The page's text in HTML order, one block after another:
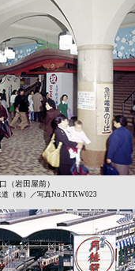
（岩田屋前）
（株）／写真No.NTKW023